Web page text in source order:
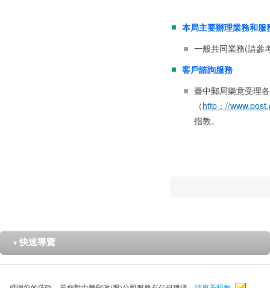
本局主要辦理業務和服
一般共同業務(請參
客戶諮詢服務
臺中郵局樂意受理
（http：//
指教。
▼ 快速導覽